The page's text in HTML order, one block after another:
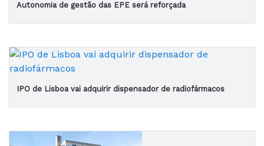
Autonomia de gestão das EPE será reforçada
IPO de Lisboa vai adquirir dispensador de radiofármacos